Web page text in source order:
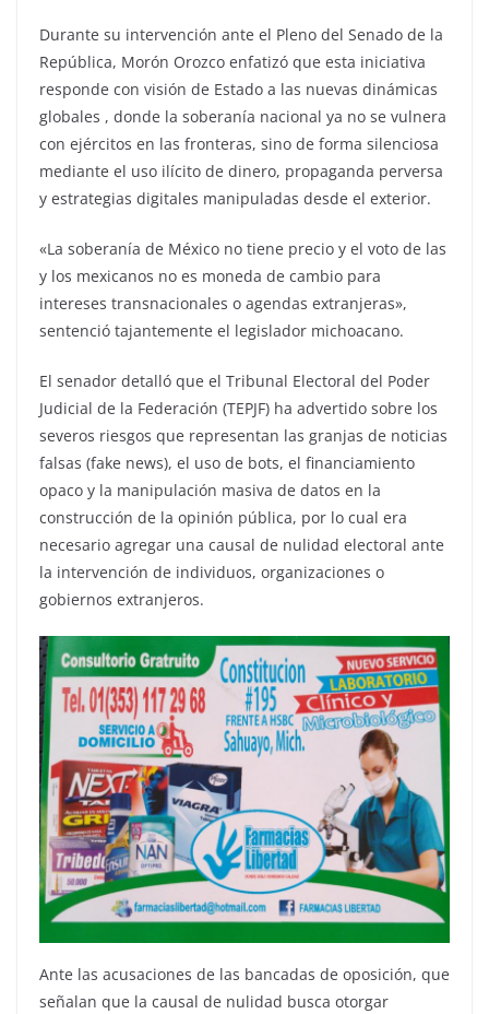
Durante su intervención ante el Pleno del Senado de la
República, Morón Orozco enfatizó que esta iniciativa
responde con visión de Estado a las nuevas dinámicas
globales , donde la soberanía nacional ya no se vulnera
con ejércitos en las fronteras, sino de forma silenciosa
mediante el uso ilícito de dinero, propaganda perversa
y estrategias digitales manipuladas desde el exterior.
«La soberanía de México no tiene precio y el voto de las
y los mexicanos no es moneda de cambio para
intereses transnacionales o agendas extranjeras»,
sentenció tajantemente el legislador michoacano.
El senador detalló que el Tribunal Electoral del Poder
Judicial de la Federación (TEPJF) ha advertido sobre los
severos riesgos que representan las granjas de noticias
falsas (fake news), el uso de bots, el financiamiento
opaco y la manipulación masiva de datos en la
construcción de la opinión pública, por lo cual era
necesario agregar una causal de nulidad electoral ante
la intervención de individuos, organizaciones o
gobiernos extranjeros.
Ante las acusaciones de las bancadas de oposición, que
señalan que la causal de nulidad busca otorgar